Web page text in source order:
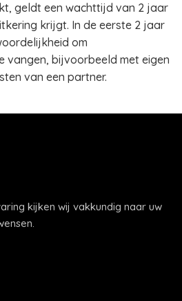
geldt een wachttijd van 2 jaar
krijgt. In de eerste 2 jaar
om
vangen, bijvoorbeeld met eigen
van een partner.
kijken wij vakkundig naar uw